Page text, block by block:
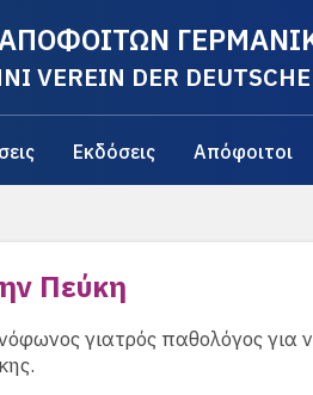
VEREIN DER
Εκδόσεις Απόφοιτοι
Πεύκη
γιατρός παθολόγος για